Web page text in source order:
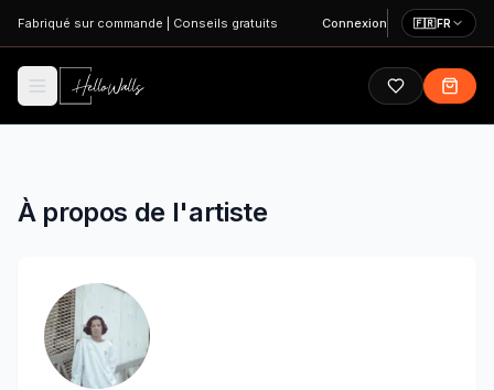
Aller au contenu principal
Fabriqué sur commande Conseils gratuits Connexion 🇫🇷FR
À propos de l'artiste